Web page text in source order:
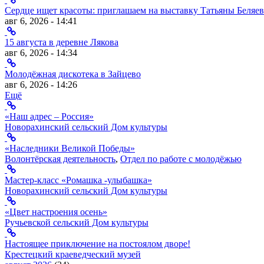
Сердце ищет красоты: приглашаем на выставку Татьяны
авг 6, 2026 - 14:41
15 августа в деревне Лякова
авг 6, 2026 - 14:34
Молодёжная дискотека в Зайцево
авг 6, 2026 - 14:26
Ещё
«Наш адрес – Россия»
Новорахинский сельский Дом культуры
«Наследники Великой Победы»
Волонтёрская деятельность, Отдел по работе с молодёжью
Мастер-класс «Ромашка -улыбашка»
Новорахинский сельский Дом культуры
«Цвет настроения осень»
Ручьевской сельский Дом культуры
Настоящее приключение на постоялом дворе!
Крестецкий краеведческий музей